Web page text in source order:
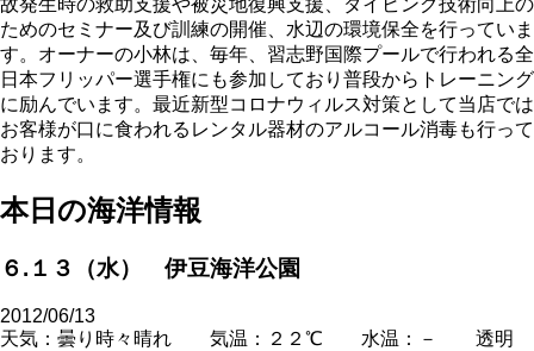
ためのセミナー及び訓練の開催、水辺の環境保全を行っていま
す。オーナーの小林は、毎年、習志野国際プールで行われる全
日本フリッパー選手権にも参加しており普段からトレーニング
に励んでいます。最近新型コロナウィルス対策として当店では
お客様が口に食われるレンタル器材のアルコール消毒も行って
おります。
本日の海洋情報
６.１３（水） 伊豆海洋公園
2012/06/13
天気：曇り時々晴れ 気温：２２℃ 水温：－ 透明